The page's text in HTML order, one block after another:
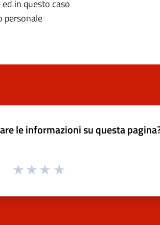
in questo caso
personale
le informazioni su questa